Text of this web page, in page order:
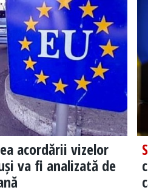
acordării vizelor
va fi analizată de